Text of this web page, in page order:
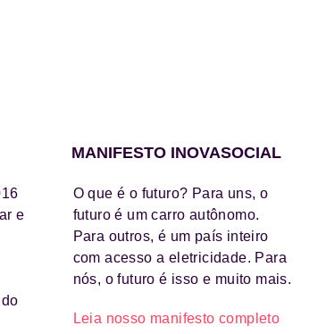
e
MANIFESTO INOVASOCIAL
O que é o futuro? Para uns, o
futuro é um carro autônomo.
Para outros, é um país inteiro
com acesso a eletricidade. Para
nós, o futuro é isso e muito mais.
Leia nosso manifesto completo